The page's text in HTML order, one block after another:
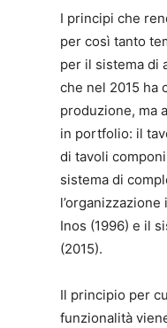
I principi che
per così tanto
per il sistema di
che nel 2015 ha
produzione, ma
in portfolio: il
di tavoli
sistema di
Inos (1996) e il
(2015).
Il principio per
funzionalità